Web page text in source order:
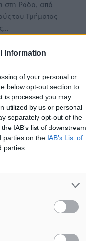
Information
of your personal or
below opt-out section to
is processed you may
utilized by us or personal
separately opt-out of the
IAB’s list of downstream
parties on the IAB’s List of
parties.
στη Ρόδο, από
του Τμήματος